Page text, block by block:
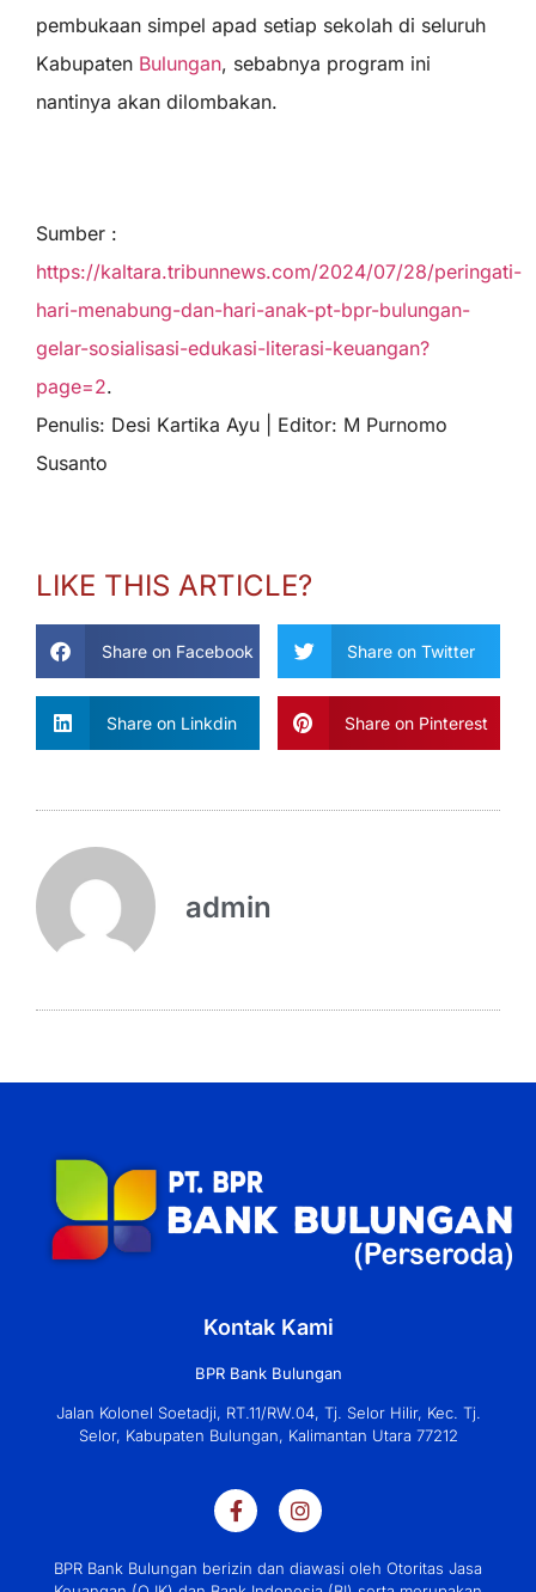
pembukaan simpel apad setiap sekolah di seluruh
Kabupaten Bulungan, sebabnya program ini
nantinya akan dilombakan.
Sumber :
https://kaltara.tribunnews.com/2024/07/28/peringati-
hari-menabung-dan-hari-anak-pt-bpr-bulungan-
gelar-sosialisasi-edukasi-literasi-keuangan?
page=2.
Penulis: Desi Kartika Ayu | Editor: M Purnomo
Susanto
LIKE THIS ARTICLE?
Share on Facebook Share on Twitter
Share on Linkdin Share on Pinterest
admin
Kontak Kami
BPR Bank Bulungan
Jalan Kolonel Soetadji, RT.11/RW.04, Tj. Selor Hilir, Kec. Tj.
Selor, Kabupaten Bulungan, Kalimantan Utara 77212
BPR Bank Bulungan berizin dan diawasi oleh Otoritas Jasa